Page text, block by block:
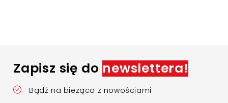
Zapisz się do newslettera!
Bądź na bieżąco z nowościami